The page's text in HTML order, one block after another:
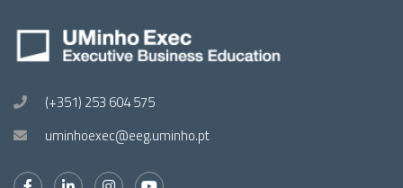
(+351) 253 604 575
uminhoexec@eeg.uminho.pt